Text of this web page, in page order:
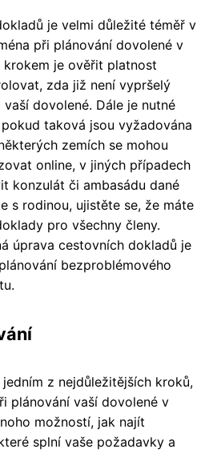
je velmi důležité téměř v
při plánování dovolené v
krokem je ověřit platnost
zda již není vypršelý
dovolené. Dále je nutné
taková jsou vyžadována
zemích se mohou
online, v jiných případech
konzulát či ambasádu dané
s rodinou, ujistěte se, že máte
pro všechny členy.
úprava cestovních dokladů je
bezproblémového
z nejdůležitějších kroků,
plánování vaší dovolené v
možností, jak najít
splní vaše požadavky a